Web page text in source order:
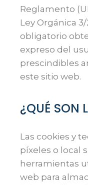
Reglamento
Ley Orgánica 3/
obligatorio
expreso del
prescindibles
este sitio web.
¿QUÉ SON
Las cookies y
píxeles o local
herramientas
web para